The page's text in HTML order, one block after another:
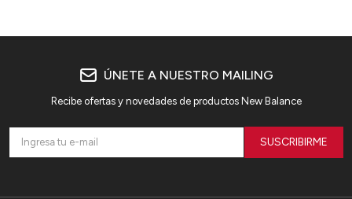
ÚNETE A NUESTRO MAILING
Recibe ofertas y novedades de productos New Balance
SUSCRIBIRME